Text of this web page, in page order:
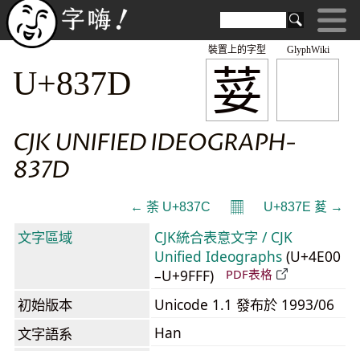
GlyphWiki
荽
裝置上的字型
U+837D
CJK UNIFIED IDEOGRAPH-
837D
← 荼 U+837C 𝄜 U+837E 荾 →
文字區域
CJK統合表意文字 / CJK
Unified Ideographs (U+4E00
–U+9FFF)
PDF表格
初始版本
Unicode 1.1 發布於 1993/06
文字語系
Han